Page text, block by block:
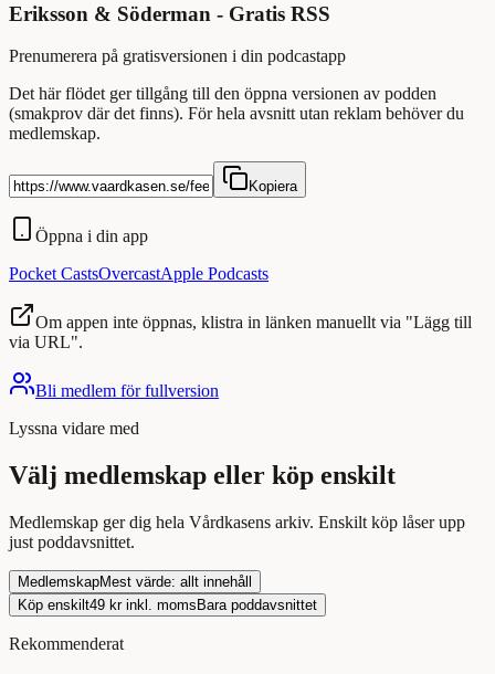
Eriksson & Söderman - Gratis RSS
Prenumerera på gratisversionen i din podcastapp
Det här flödet ger tillgång till den öppna versionen av podden
(smakprov där det finns). För hela avsnitt utan reklam behöver du
medlemskap.
Kopiera
Öppna i din app
Pocket CastsOvercastApple Podcasts
Om appen inte öppnas, klistra in länken manuellt via "Lägg till
via URL".
Bli medlem för fullversion
Lyssna vidare med
Välj medlemskap eller köp enskilt
Medlemskap ger dig hela Vårdkasens arkiv. Enskilt köp låser upp
just poddavsnittet.
MedlemskapMest värde: allt innehåll
Köp enskilt49 kr inkl. moms Bara poddavsnittet
Rekommenderat